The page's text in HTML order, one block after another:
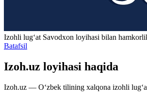
Izohli lugʻat Savodxon loyihasi bilan
Batafsil
Izoh.uz loyihasi haqida
Izoh.uz — O‘zbek tilining xalqona izohli